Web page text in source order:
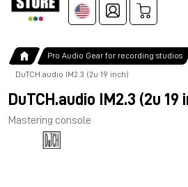
Pro Audio Gear for recording studios
DuTCH.audio IM2.3 (2u 19 inch)
DuTCH.audio IM2.3 (2u 19
Mastering console